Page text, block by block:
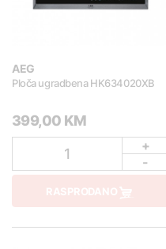
AEG
Ploča ugradbena HK634020XB
399,00 KM
1
+
-
RASPRODANO